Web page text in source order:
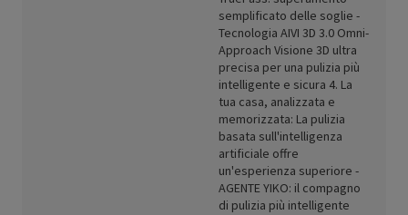
semplificato delle soglie -
Tecnologia AIVI 3D 3.0 Omni-
Approach Visione 3D ultra
precisa per una pulizia più
intelligente e sicura 4. La
tua casa, analizzata e
memorizzata: La pulizia
basata sull'intelligenza
artificiale offre
un'esperienza superiore -
AGENTE YIKO: il compagno
di pulizia più intelligente